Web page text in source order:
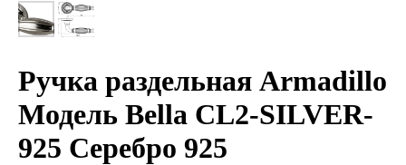
Ручка раздельная Armadillo
Модель Bella CL2-SILVER-
925 Серебро 925